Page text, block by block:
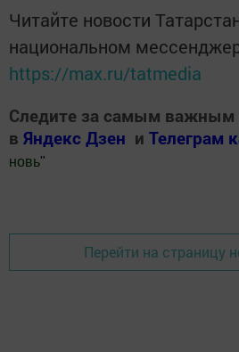
Читайте новости
национальном
https://max.ru/tatmedia
Следите за самым важным
в Яндекс Дзен и Телеграм
новь"
Перейти на страницу